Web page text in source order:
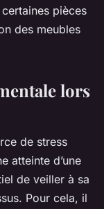
pièces
des meubles
lors
de stress
atteinte d’une
de veiller à sa
Pour cela, il